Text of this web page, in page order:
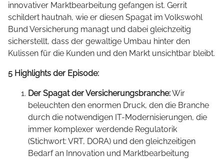
innovativer Marktbearbeitung gefangen ist. Gerrit
schildert hautnah, wie er diesen Spagat im Volkswohl
Bund Versicherung managt und dabei gleichzeitig
sicherstellt, dass der gewaltige Umbau hinter den
Kulissen für die Kunden und den Markt unsichtbar bleibt.
5 Highlights der Episode:
Der Spagat der Versicherungsbranche:Wir
beleuchten den enormen Druck, den die Branche
durch die notwendigen IT-Modernisierungen, die
immer komplexer werdende Regulatorik
(Stichwort: VRT, DORA) und den gleichzeitigen
Bedarf an Innovation und Marktbearbeitung